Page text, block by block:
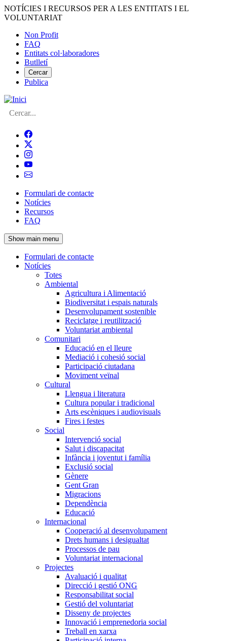
Vés
al
NOTÍCIES I RECURSOS PER A LES ENTITATS I EL
VOLUNTARIAT
Menú
del
compte
d'usuari
Non Profit
FAQ
Entitats col·laboradores
Butlletí
Cercar
Publica
Cerca
Navegació
principal
de
l'encapçalament
Formulari de contacte
Notícies
Recursos
FAQ
Show main menu
Navegació
principal
Formulari de contacte
Notícies
Totes
Ambiental
Agricultura i Alimentació
Biodiversitat i espais naturals
Desenvolupament sostenible
Reciclatge i reutilització
Voluntariat ambiental
Comunitari
Educació en el lleure
Mediació i cohesió social
Participació ciutadana
Moviment veïnal
Cultural
Llengua i literatura
Cultura popular i tradicional
Arts escèniques i audiovisuals
Fires i festes
Social
Intervenció social
Salut i discapacitat
Infància i joventut i família
Exclusió social
Gènere
Gent Gran
Migracions
Dependència
Educació
Internacional
Cooperació al desenvolupament
Drets humans i desigualtat
Processos de pau
Voluntariat internacional
Projectes
Avaluació i qualitat
Direcció i gestió ONG
Responsabilitat social
Gestió del voluntariat
Disseny de projectes
Innovació i emprenedoria social
Treball en xarxa